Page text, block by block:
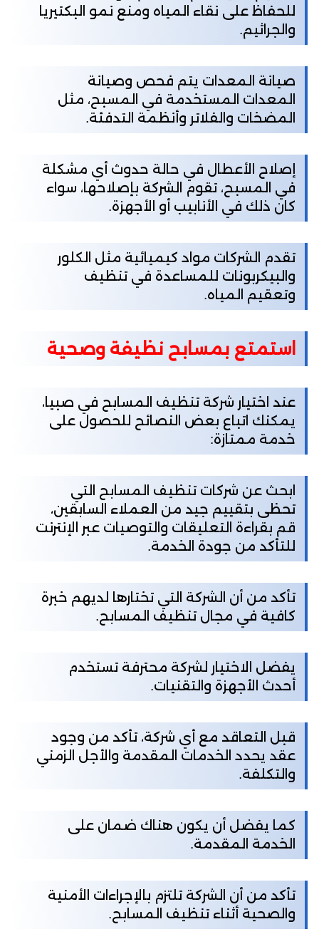
للحفاظ على نقاء المياه ومنع نمو البكتيريا
والجراثيم.
صيانة المعدات يتم فحص وصيانة
المعدات المستخدمة في المسبح، مثل
المضخات والفلاتر وأنظمة التدفئة.
إصلاح الأعطال في حالة حدوث أي مشكلة
في المسبح، تقوم الشركة بإصلاحها، سواء
كان ذلك في الأنابيب أو الأجهزة.
تقدم الشركات مواد كيميائية مثل الكلور
والبيكربونات للمساعدة في تنظيف
وتعقيم المياه.
استمتع بمسابح نظيفة وصحية
عند اختيار شركة تنظيف المسابح في صبيا،
يمكنك اتباع بعض النصائح للحصول على
خدمة ممتازة:
ابحث عن شركات تنظيف المسابح التي
تحظى بتقييم جيد من العملاء السابقين،
قم بقراءة التعليقات والتوصيات عبر الإنترنت
للتأكد من جودة الخدمة.
تأكد من أن الشركة التي تختارها لديهم خبرة
كافية في مجال تنظيف المسابح.
يفضل الاختيار لشركة محترفة تستخدم
أحدث الأجهزة والتقنيات.
قبل التعاقد مع أي شركة، تأكد من وجود
عقد يحدد الخدمات المقدمة والأجل الزمني
والتكلفة.
كما يفضل أن يكون هناك ضمان على
الخدمة المقدمة.
تأكد من أن الشركة تلتزم بالإجراءات الأمنية
والصحية أثناء تنظيف المسابح.